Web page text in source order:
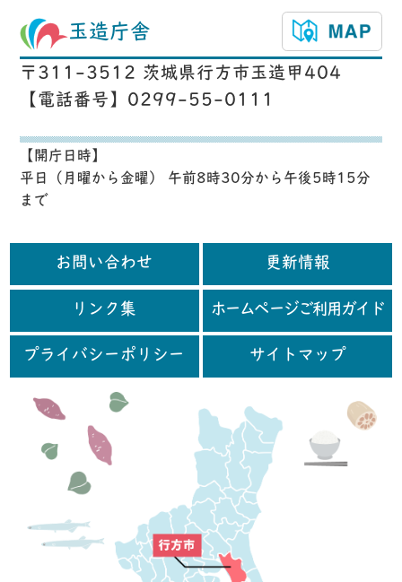
玉造庁舎
〒311-3512 茨城県行方市玉造甲404
【電話番号】0299-55-0111
【開庁日時】
平日（月曜から金曜） 午前8時30分から午後5時15分
まで
お問い合わせ 更新情報
リンク集 ホームページご利用ガイド
プライバシーポリシー サイトマップ